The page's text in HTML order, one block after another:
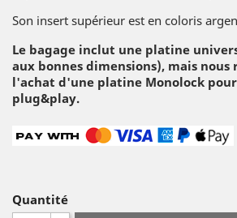
Son insert supérieur est en coloris
Le bagage inclut une platine
aux bonnes dimensions), mais nous
l'achat d'une platine Monolock
plug&play.
Quantité